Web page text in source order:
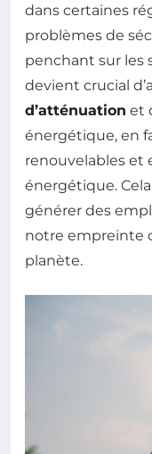
dans certaines
problèmes de
penchant sur les
devient crucial
d’atténuation et
énergétique, en
renouvelables et
énergétique.
générer des
notre empreinte
planète.